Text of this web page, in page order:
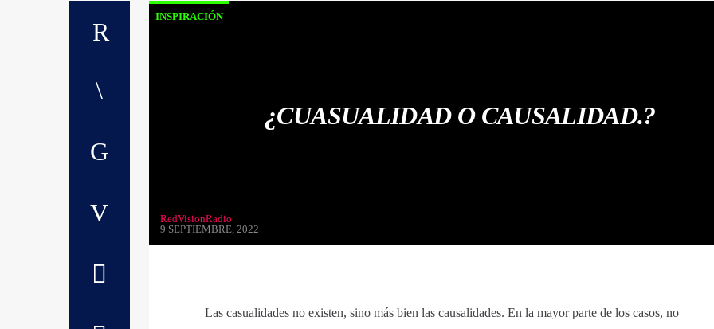
INSPIRACIÓN
¿CUASUALIDAD O CAUSALIDAD.?
RedVisionRadio
9 SEPTIEMBRE, 2022
Las casualidades no existen, sino más bien las causalidades. En la mayor parte de los casos, no